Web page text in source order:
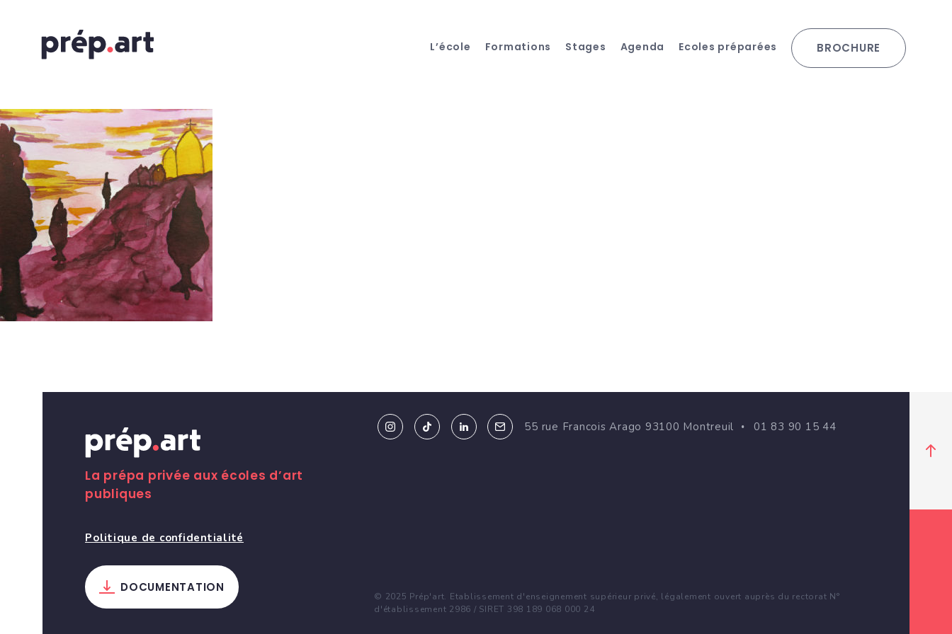
L’école Formations Stages Agenda Ecoles préparées BROCHURE
La prépa privée aux écoles d’art
publiques
Politique de confidentialité
DOCUMENTATION
55 rue Francois Arago 93100 Montreuil 01 83 90 15 44
© 2025 Prép'art. Etablissement d'enseignement supérieur privé, légalement ouvert auprès du rectorat N°
d'établissement 2986 / SIRET 398 189 068 000 24